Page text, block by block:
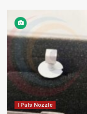
I Puls Nozzle